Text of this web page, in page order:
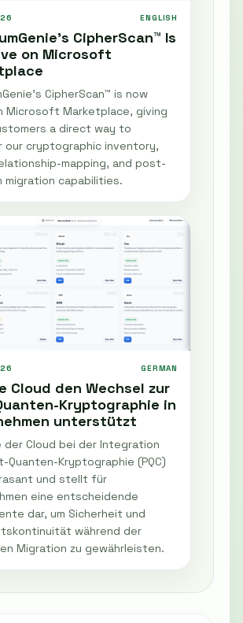
ENGLISH
CipherScan™ Is
on Microsoft
CipherScan™ is now
Microsoft Marketplace, giving
a direct way to
our cryptographic inventory,
mapping, and post-
migration capabilities.
GERMAN
Cloud den Wechsel zur
Kryptographie in
unterstützt
der Cloud bei der Integration
Quanten-Kryptographie (PQC)
und stellt für
eine entscheidende
dar, um Sicherheit und
während der
Migration zu gewährleisten.